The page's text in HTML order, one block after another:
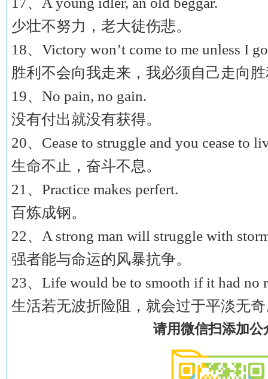
少壮不努力，老大徒伤悲。
18、Victory won’t come to me unless I
胜利不会向我走来，我必须自己走向
19、No pain, no gain.
没有付出就没有获得。
20、Cease to struggle and you cease to
生命不止，奋斗不息。
21、Practice makes perfert.
百炼成钢。
22、A strong man will struggle with
强者能与命运的风暴抗争。
23、Life would be to smooth if it had no
生活若无波折险阻，就会过于平淡无
请用微信扫添加公